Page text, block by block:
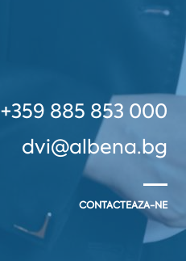
+359 885 853 000
dvi@albena.bg
CONTACTEAZA-NE